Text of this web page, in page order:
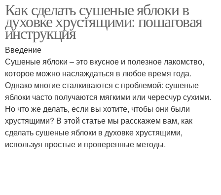
Сушеные абрикосы Яблоки в дегидраторе
Яблоки на солнце Яблоки в сушилке
Яблоки в
микроволновой печи
Яблоки в кулинарии
Как сделать сушеные яблоки в
духовке хрустящими: пошаговая
инструкция
Введение
Сушеные яблоки – это вкусное и полезное лакомство,
которое можно наслаждаться в любое время года.
Однако многие сталкиваются с проблемой: сушеные
яблоки часто получаются мягкими или чересчур сухими.
Но что же делать, если вы хотите, чтобы они были
хрустящими? В этой статье мы расскажем вам, как
сделать сушеные яблоки в духовке хрустящими,
используя простые и проверенные методы.